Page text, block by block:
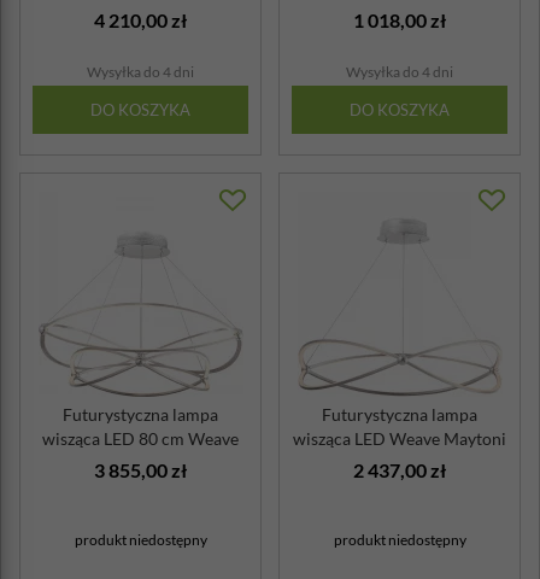
spotami LE...
4 210,00 zł
Wysyłka do 4 dni
DO KOSZYKA
czarna
1 018,00 zł
Wysyłka do 4 dni
DO KOSZYKA
Futurystyczna lampa
wisząca LED 80 cm Weave
Maytoni
3 855,00 zł
produkt niedostępny
Futurystyczna lampa
wisząca LED Weave Maytoni
2 437,00 zł
produkt niedostępny